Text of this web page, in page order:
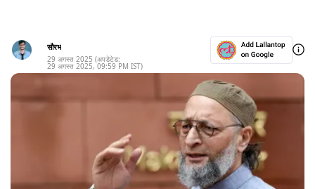
सौरभ
29 अगस्त 2025 (अपडेटेड:
29 अगस्त 2025, 09:59 PM IST)